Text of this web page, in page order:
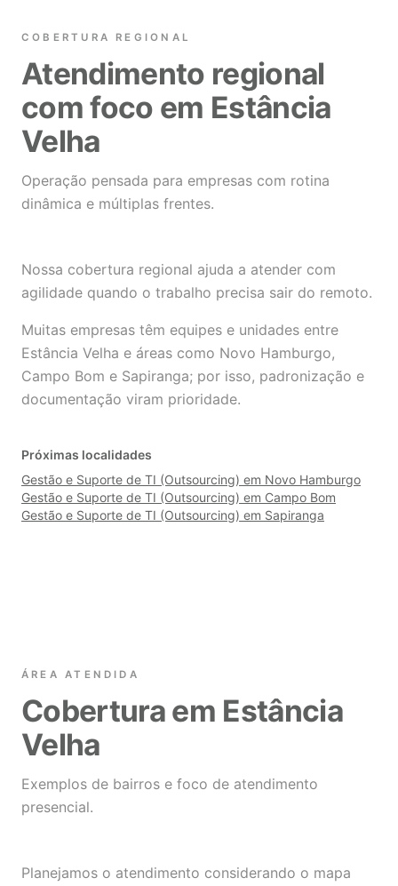
COBERTURA REGIONAL
Atendimento regional
com foco em Estância
Velha
Operação pensada para empresas com rotina
dinâmica e múltiplas frentes.
Nossa cobertura regional ajuda a atender com
agilidade quando o trabalho precisa sair do remoto.
Muitas empresas têm equipes e unidades entre
Estância Velha e áreas como Novo Hamburgo,
Campo Bom e Sapiranga; por isso, padronização e
documentação viram prioridade.
Próximas localidades
Gestão e Suporte de TI (Outsourcing) em Novo Hamburgo
Gestão e Suporte de TI (Outsourcing) em Campo Bom
Gestão e Suporte de TI (Outsourcing) em Sapiranga
ÁREA ATENDIDA
Cobertura em Estância
Velha
Exemplos de bairros e foco de atendimento
presencial.
Planejamos o atendimento considerando o mapa